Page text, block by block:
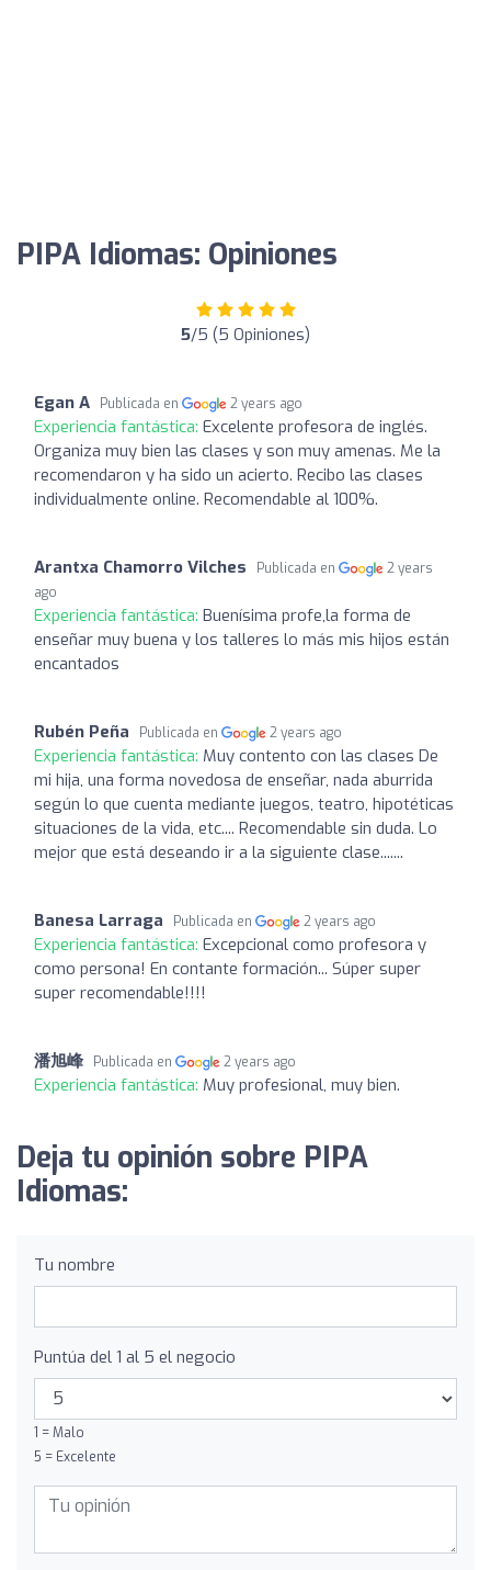
PIPA Idiomas: Opiniones
5/5 (5 Opiniones)
Egan A Publicada en 2 years ago
Experiencia fantástica: Excelente profesora de inglés.
Organiza muy bien las clases y son muy amenas. Me la
recomendaron y ha sido un acierto. Recibo las clases
individualmente online. Recomendable al 100%.
Arantxa Chamorro Vilches Publicada en
2 years
ago
Experiencia fantástica: Buenísima profe,la forma de
enseñar muy buena y los talleres lo más mis hijos están
encantados
Rubén Peña Publicada en 2 years ago
Experiencia fantástica: Muy contento con las clases De
mi hija, una forma novedosa de enseñar, nada aburrida
según lo que cuenta mediante juegos, teatro, hipotéticas
situaciones de la vida, etc.... Recomendable sin duda. Lo
mejor que está deseando ir a la siguiente clase.......
Banesa Larraga Publicada en 2 years ago
Experiencia fantástica: Excepcional como profesora y
como persona! En contante formación... Súper super
super recomendable!!!!
潘旭峰 Publicada en 2 years ago
Experiencia fantástica: Muy profesional, muy bien.
Deja tu opinión sobre PIPA
Idiomas:
Tu nombre
Puntúa del 1 al 5 el negocio
1 = Malo
5 = Excelente